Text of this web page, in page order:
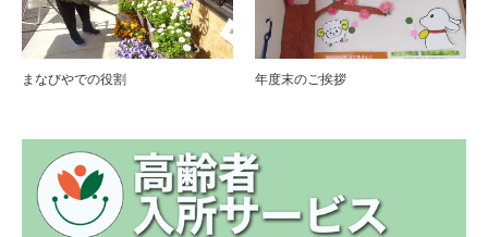
まなびやでの役割 年度末のご挨拶